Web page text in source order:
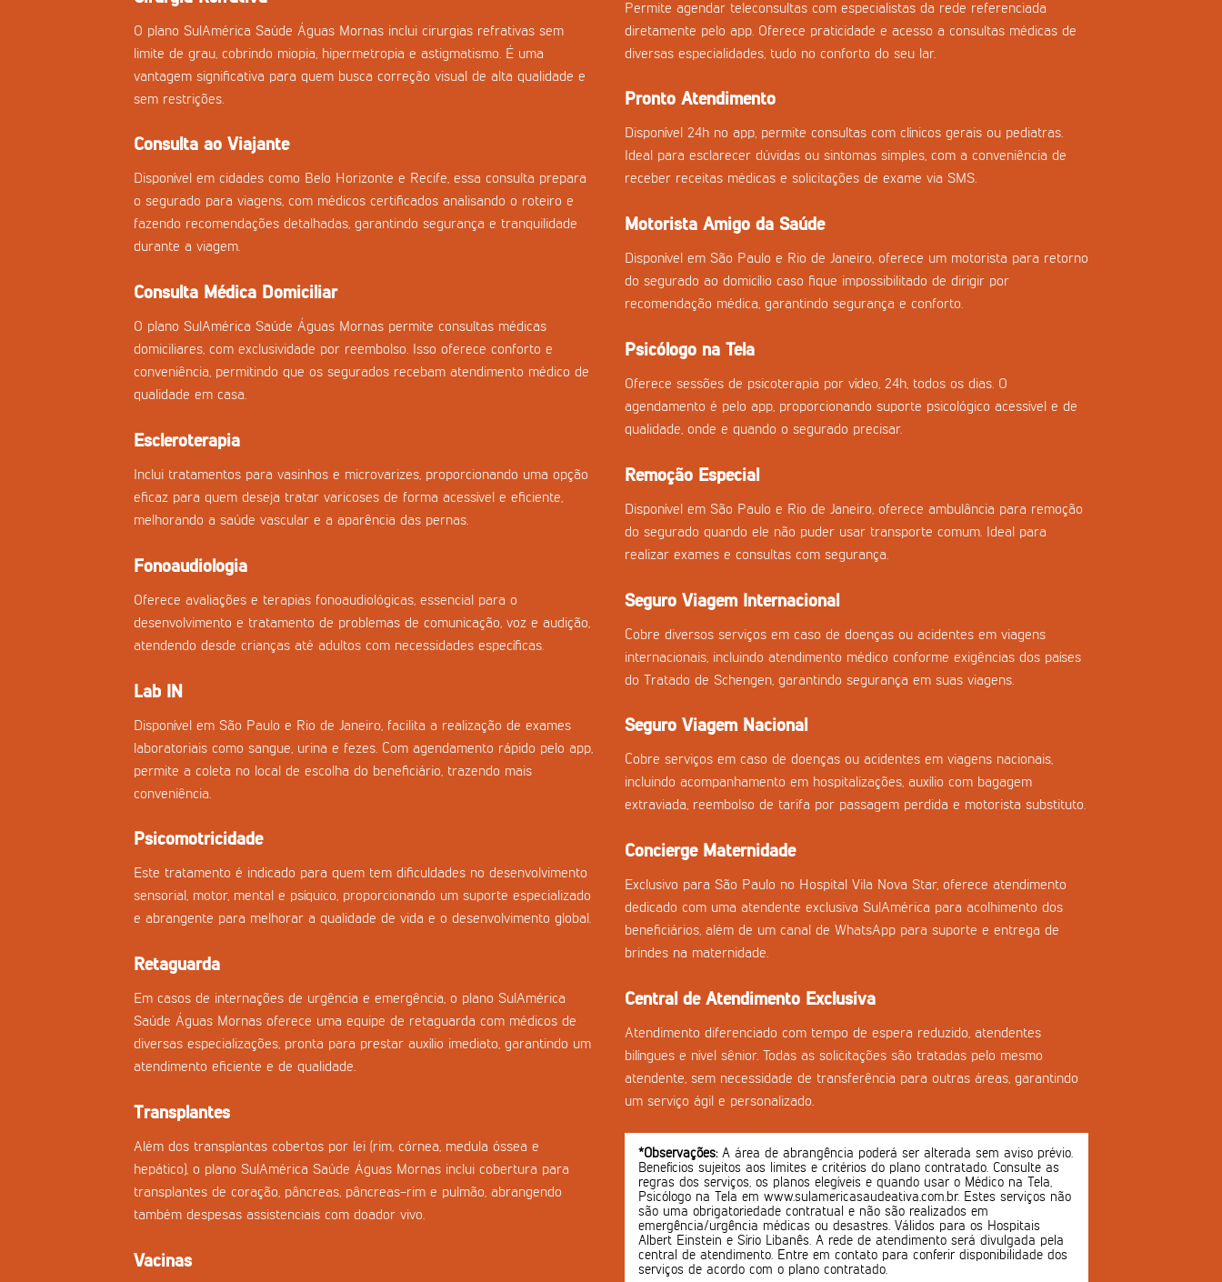
O plano SulAmérica Saúde Águas Mornas inclui cirurgias refrativas sem
limite de grau, cobrindo miopia, hipermetropia e astigmatismo. É uma
vantagem significativa para quem busca correção visual de alta qualidade e
sem restrições.
Consulta ao Viajante
Disponível em cidades como Belo Horizonte e Recife, essa consulta prepara
o segurado para viagens, com médicos certificados analisando o roteiro e
fazendo recomendações detalhadas, garantindo segurança e tranquilidade
durante a viagem.
Consulta Médica Domiciliar
O plano SulAmérica Saúde Águas Mornas permite consultas médicas
domiciliares, com exclusividade por reembolso. Isso oferece conforto e
conveniência, permitindo que os segurados recebam atendimento médico de
qualidade em casa.
Escleroterapia
Inclui tratamentos para vasinhos e microvarizes, proporcionando uma opção
eficaz para quem deseja tratar varicoses de forma acessível e eficiente,
melhorando a saúde vascular e a aparência das pernas.
Fonoaudiologia
Oferece avaliações e terapias fonoaudiológicas, essencial para o
desenvolvimento e tratamento de problemas de comunicação, voz e audição,
atendendo desde crianças até adultos com necessidades específicas.
Lab IN
Disponível em São Paulo e Rio de Janeiro, facilita a realização de exames
laboratoriais como sangue, urina e fezes. Com agendamento rápido pelo app,
permite a coleta no local de escolha do beneficiário, trazendo mais
conveniência.
Psicomotricidade
Este tratamento é indicado para quem tem dificuldades no desenvolvimento
sensorial, motor, mental e psíquico, proporcionando um suporte especializado
e abrangente para melhorar a qualidade de vida e o desenvolvimento global.
Retaguarda
Em casos de internações de urgência e emergência, o plano SulAmérica
Saúde Águas Mornas oferece uma equipe de retaguarda com médicos de
diversas especializações, pronta para prestar auxílio imediato, garantindo um
atendimento eficiente e de qualidade.
Transplantes
Além dos transplantas cobertos por lei (rim, córnea, medula óssea e
hepático), o plano SulAmérica Saúde Águas Mornas inclui cobertura para
transplantes de coração, pâncreas, pâncreas-rim e pulmão, abrangendo
também despesas assistenciais com doador vivo.
Vacinas
Permite agendar teleconsultas com especialistas da rede referenciada
diretamente pelo app. Oferece praticidade e acesso a consultas médicas de
diversas especialidades, tudo no conforto do seu lar.
Pronto Atendimento
Disponível 24h no app, permite consultas com clínicos gerais ou pediatras.
Ideal para esclarecer dúvidas ou sintomas simples, com a conveniência de
receber receitas médicas e solicitações de exame via SMS.
Motorista Amigo da Saúde
Disponível em São Paulo e Rio de Janeiro, oferece um motorista para retorno
do segurado ao domicílio caso fique impossibilitado de dirigir por
recomendação médica, garantindo segurança e conforto.
Psicólogo na Tela
Oferece sessões de psicoterapia por vídeo, 24h, todos os dias. O
agendamento é pelo app, proporcionando suporte psicológico acessível e de
qualidade, onde e quando o segurado precisar.
Remoção Especial
Disponível em São Paulo e Rio de Janeiro, oferece ambulância para remoção
do segurado quando ele não puder usar transporte comum. Ideal para
realizar exames e consultas com segurança.
Seguro Viagem Internacional
Cobre diversos serviços em caso de doenças ou acidentes em viagens
internacionais, incluindo atendimento médico conforme exigências dos países
do Tratado de Schengen, garantindo segurança em suas viagens.
Seguro Viagem Nacional
Cobre serviços em caso de doenças ou acidentes em viagens nacionais,
incluindo acompanhamento em hospitalizações, auxílio com bagagem
extraviada, reembolso de tarifa por passagem perdida e motorista substituto.
Concierge Maternidade
Exclusivo para São Paulo no Hospital Vila Nova Star, oferece atendimento
dedicado com uma atendente exclusiva SulAmérica para acolhimento dos
beneficiários, além de um canal de WhatsApp para suporte e entrega de
brindes na maternidade.
Central de Atendimento Exclusiva
Atendimento diferenciado com tempo de espera reduzido, atendentes
bilíngues e nível sênior. Todas as solicitações são tratadas pelo mesmo
atendente, sem necessidade de transferência para outras áreas, garantindo
um serviço ágil e personalizado.
*Observações:A área de abrangência poderá ser alterada sem aviso prévio.
Benefícios sujeitos aos limites e critérios do plano contratado. Consulte as
regras dos serviços, os planos elegíveis e quando usar o Médico na Tela,
Psicólogo na Tela em www.sulamericasaudeativa.com.br. Estes serviços não
são uma obrigatoriedade contratual e não são realizados em
emergência/urgência médicas ou desastres. Válidos para os Hospitais
Albert Einstein e Sírio Libanês. A rede de atendimento será divulgada pela
central de atendimento. Entre em contato para conferir disponibilidade dos
serviços de acordo com o plano contratado.